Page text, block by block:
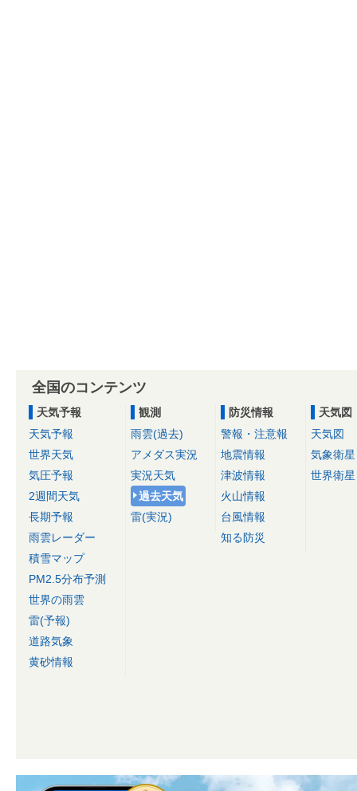
全国のコンテンツ
天気予報
天気予報
世界天気
気圧予報
2週間天気
長期予報
雨雲レーダー
積雪マップ
PM2.5分布予測
世界の雨雲
雷(予報)
道路気象
黄砂情報
観測
雨雲(過去)
アメダス実況
実況天気
過去天気
雷(実況)
防災情報
警報・注意報
地震情報
津波情報
火山情報
台風情報
知る防災
天気図
天気図
気象衛星
世界衛星